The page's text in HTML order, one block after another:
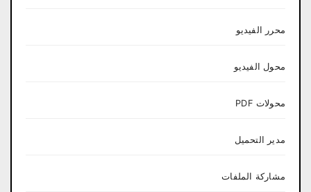
محرر الفيديو
محول الفيديو
محولات PDF
مدير التحميل
مشاركة الملفات